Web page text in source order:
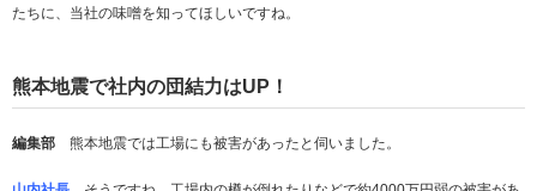
たちに、当社の味噌を知ってほしいですね。
熊本地震で社内の団結力はUP！
編集部 熊本地震では工場にも被害があったと伺いました。